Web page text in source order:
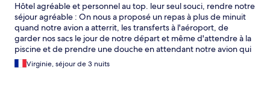
Hôtel agréable et personnel au top. leur seul souci, rendre notre
séjour agréable : On nous a proposé un repas à plus de minuit
quand notre avion a atterrit, les transferts à l'aéroport, de
garder nos sacs le jour de notre départ et même d'attendre à la
piscine et de prendre une douche en attendant notre avion qui
ne décollait qu'à 23h (alors que la chambre était rendu depuis
11h). Le personnel du bar-restaurant est exceptionnel : très
Virginie, séjour de 3 nuits